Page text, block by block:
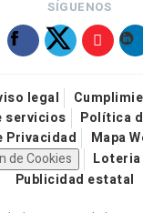
SÍGUENOS
legal
servicios
Política
Privacidad
Mapa
de Cookies
Loteria
Publicidad estatal